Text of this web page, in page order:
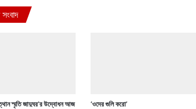
সংবাদ
স্মৃতি জাদুঘর’র উদ্বোধন আজ ‘ওদের গুলি করো’